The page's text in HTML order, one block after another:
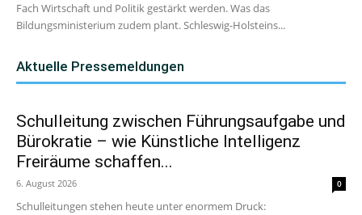
Fach Wirtschaft und Politik gestärkt werden. Was das
Bildungsministerium zudem plant. Schleswig-Holsteins...
Aktuelle Pressemeldungen
Schulleitung zwischen Führungsaufgabe und
Bürokratie – wie Künstliche Intelligenz
Freiräume schaffen...
6. August 2026 0
Schulleitungen stehen heute unter enormem Druck: